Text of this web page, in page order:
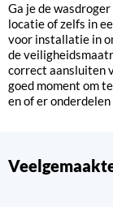
Ga je de
locatie of zelfs in
voor installatie in
de
correct aansluiten
goed moment om
en of er